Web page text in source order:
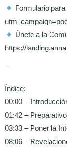
Formulario
Únete a la
https://
–
Índice:
00:00 –
01:42 –
03:33 – Poner la
08:06 –